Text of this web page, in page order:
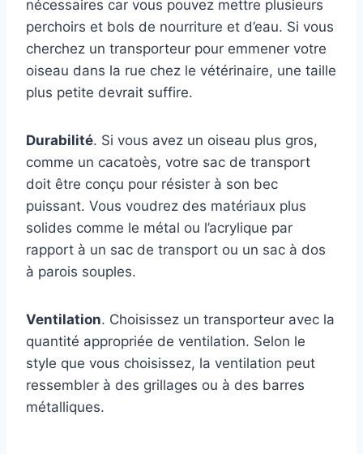
nécessaires car vous pouvez mettre plusieurs
perchoirs et bols de nourriture et d’eau. Si vous
cherchez un transporteur pour emmener votre
oiseau dans la rue chez le vétérinaire, une taille
plus petite devrait suffire.
Durabilité. Si vous avez un oiseau plus gros,
comme un cacatoès, votre sac de transport
doit être conçu pour résister à son bec
puissant. Vous voudrez des matériaux plus
solides comme le métal ou l’acrylique par
rapport à un sac de transport ou un sac à dos
à parois souples.
Ventilation. Choisissez un transporteur avec la
quantité appropriée de ventilation. Selon le
style que vous choisissez, la ventilation peut
ressembler à des grillages ou à des barres
métalliques.